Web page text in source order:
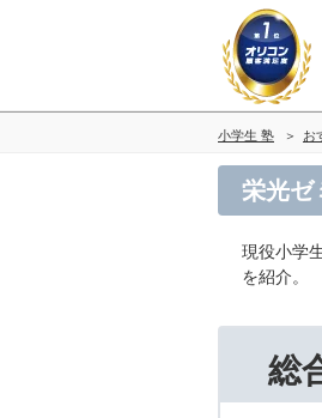
小学生 塾 お
栄光ゼ
現役小学
を紹介。
総